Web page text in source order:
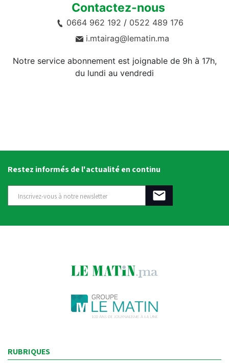
Contactez-nous
0664 962 192 / 0522 489 176
i.mtairag@lematin.ma
Notre service abonnement est joignable de 9h à 17h,
du lundi au vendredi
Restez informés de l'actualité en continu
RUBRIQUES